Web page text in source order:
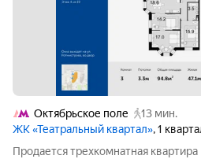
Октябрьское поле
13 мин.
ЖК «Театральный квартал», 1
Продается трехкомнатная